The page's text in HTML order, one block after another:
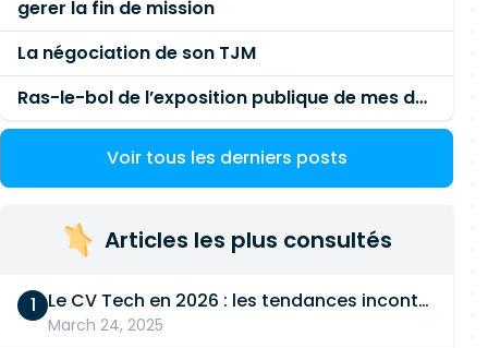
gerer la fin de mission
La négociation de son TJM
Ras-le-bol de l’exposition publique de mes données personnelles liées à mon entreprise
Voir tous les derniers posts
Articles les plus consultés
Le CV Tech en 2026 : les tendances incontournables
March 24, 2025